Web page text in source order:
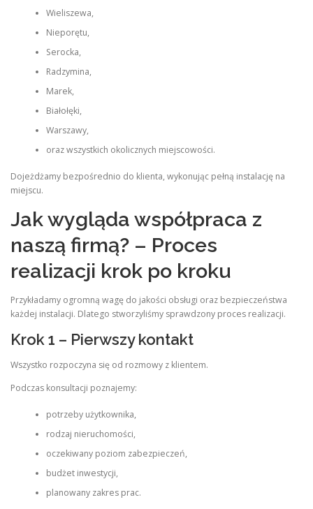
Wieliszewa,
Nieporętu,
Serocka,
Radzymina,
Marek,
Białołęki,
Warszawy,
oraz wszystkich okolicznych miejscowości.
Dojeżdżamy bezpośrednio do klienta, wykonując pełną instalację na
miejscu.
Jak wygląda współpraca z
naszą firmą? – Proces
realizacji krok po kroku
Przykładamy ogromną wagę do jakości obsługi oraz bezpieczeństwa
każdej instalacji. Dlatego stworzyliśmy sprawdzony proces realizacji.
Krok 1 – Pierwszy kontakt
Wszystko rozpoczyna się od rozmowy z klientem.
Podczas konsultacji poznajemy:
potrzeby użytkownika,
rodzaj nieruchomości,
oczekiwany poziom zabezpieczeń,
budżet inwestycji,
planowany zakres prac.